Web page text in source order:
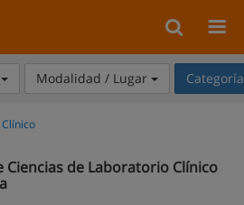
Modalidad / Lugar
Ciencias de Laboratorio Clínico